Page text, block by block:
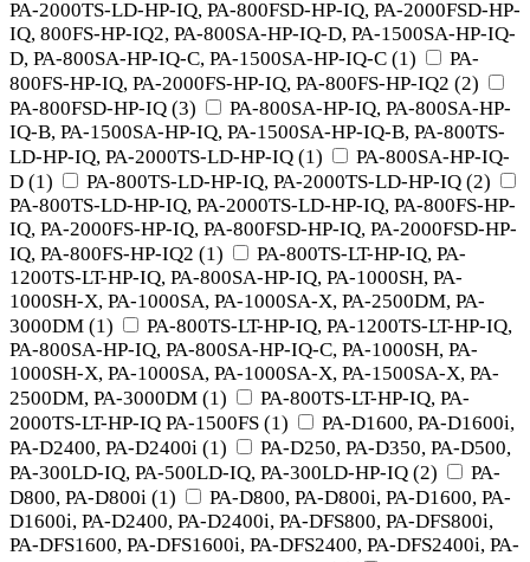
PA-2000TS-LD-HP-IQ, PA-800FSD-HP-IQ, PA-2000FSD-HP-
IQ, 800FS-HP-IQ2, PA-800SA-HP-IQ-D, PA-1500SA-HP-IQ-
D, PA-800SA-HP-IQ-C, PA-1500SA-HP-IQ-C (1)
PA-
800FS-HP-IQ, PA-2000FS-HP-IQ, PA-800FS-HP-IQ2 (2)
PA-800FSD-HP-IQ (3)
PA-800SA-HP-IQ, PA-800SA-HP-
IQ-B, PA-1500SA-HP-IQ, PA-1500SA-HP-IQ-B, PA-800TS-
LD-HP-IQ, PA-2000TS-LD-HP-IQ (1)
PA-800SA-HP-IQ-
D (1) PA-800TS-LD-HP-IQ, PA-2000TS-LD-HP-IQ (2)
PA-800TS-LD-HP-IQ, PA-2000TS-LD-HP-IQ, PA-800FS-HP-
IQ, PA-2000FS-HP-IQ, PA-800FSD-HP-IQ, PA-2000FSD-HP-
IQ, PA-800FS-HP-IQ2 (1)
PA-800TS-LT-HP-IQ, PA-
1200TS-LT-HP-IQ, PA-800SA-HP-IQ, PA-1000SH, PA-
1000SH-X, PA-1000SA, PA-1000SA-X, PA-2500DM, PA-
3000DM (1)
PA-800TS-LT-HP-IQ, PA-1200TS-LT-HP-IQ,
PA-800SA-HP-IQ, PA-800SA-HP-IQ-C, PA-1000SH, PA-
1000SH-X, PA-1000SA, PA-1000SA-X, PA-1500SA-X, PA-
2500DM, PA-3000DM (1)
PA-800TS-LT-HP-IQ, PA-
2000TS-LT-HP-IQ PA-1500FS (1)
PA-D1600, PA-D1600i,
PA-D2400, PA-D2400i (1)
PA-D250, PA-D350, PA-D500,
PA-300LD-IQ, PA-500LD-IQ, PA-300LD-HP-IQ (2)
PA-
D800, PA-D800i (1)
PA-D800, PA-D800i, PA-D1600, PA-
D1600i, PA-D2400, PA-D2400i, PA-DFS800, PA-DFS800i,
PA-DFS1600, PA-DFS1600i, PA-DFS2400, PA-DFS2400i, PA-